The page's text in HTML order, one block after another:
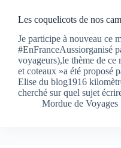
Les coquelicots de nos
Je participe à nouveau ce
#EnFranceAussiorganisé
voyageurs),le thème de
et coteaux »a été proposé
Elise du blog1916
cherché sur quel sujet
Mordue de Voyages